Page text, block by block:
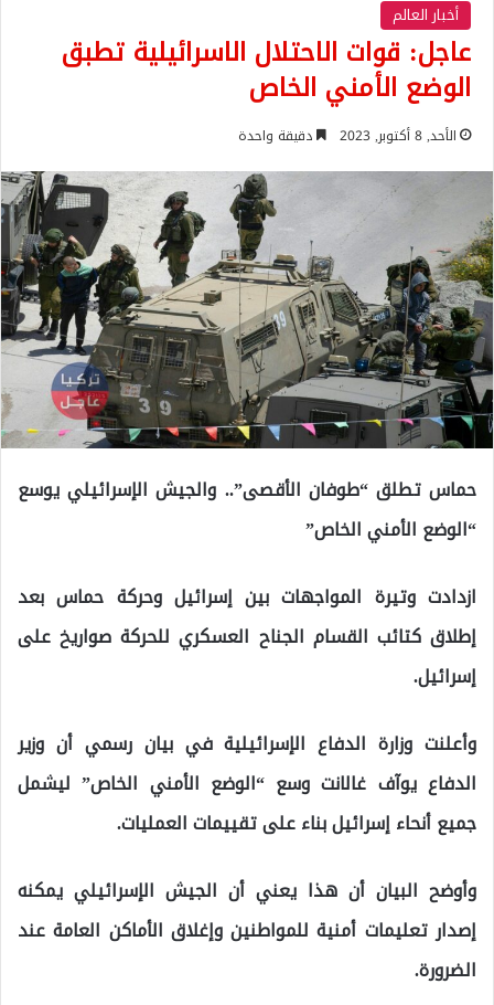
أخبار العالم
عاجل: قوات الاحتلال الاسرائيلية تطبق
الوضع الأمني الخاص
الأحد, 8 أكتوبر, 2023 دقيقة واحدة
حماس تطلق “طوفان الأقصى”.. والجيش الإسرائيلي يوسع
“الوضع الأمني الخاص”
ازدادت وتيرة المواجهات بين إسرائيل وحركة حماس بعد
إطلاق كتائب القسام الجناح العسكري للحركة صواريخ على
إسرائيل.
وأعلنت وزارة الدفاع الإسرائيلية في بيان رسمي أن وزير
الدفاع يوآف غالانت وسع “الوضع الأمني الخاص” ليشمل
جميع أنحاء إسرائيل بناء على تقييمات العمليات.
وأوضح البيان أن هذا يعني أن الجيش الإسرائيلي يمكنه
إصدار تعليمات أمنية للمواطنين وإغلاق الأماكن العامة عند
الضرورة.